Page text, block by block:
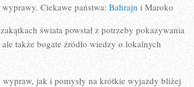
Ciekawe państwa: Bahrajn i Maroko
świata powstał z potrzeby pokazywania
także bogate źródło wiedzy o lokalnych
jak i pomysły na krótkie wyjazdy bliżej